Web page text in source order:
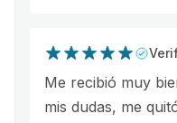
Me recibió muy
mis dudas, me